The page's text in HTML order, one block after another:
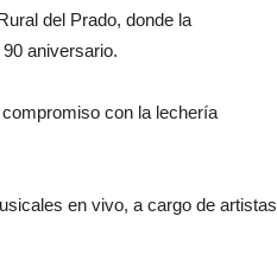
del Prado, donde la
aniversario.
con la lechería
en vivo, a cargo de artistas